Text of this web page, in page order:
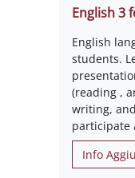
English 3
English
students.
(reading ,
writing,
participate
Info